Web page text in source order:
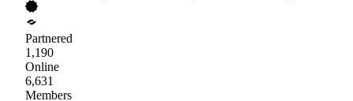
Partnered
1,190
Online
6,631
Members